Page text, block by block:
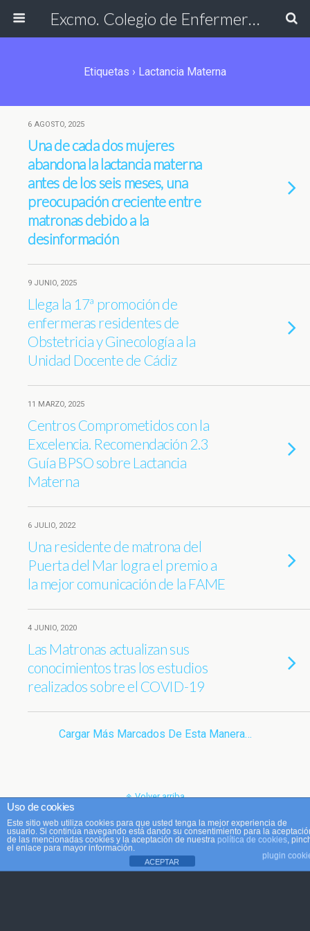
Excmo. Colegio de Enfermería de Cádiz
Etiquetas › Lactancia Materna
6 AGOSTO, 2025
Una de cada dos mujeres
abandona la lactancia materna
antes de losseismeses, una
preocupación creciente entre
matronasdebido a la
desinformación
9 JUNIO, 2025
Llega la 17ª promoción de
enfermeras residentes de
Obstetricia y Ginecología a la
Unidad Docente de Cádiz
11 MARZO, 2025
Centros Comprometidos con la
Excelencia. Recomendación 2.3
Guía BPSO sobre Lactancia
Materna
6 JULIO, 2022
Una residente de matrona del
Puerta del Mar logra el premio a
la mejor comunicación de la FAME
4 JUNIO, 2020
Las Matronas actualizan sus
conocimientos tras los estudios
realizados sobre el COVID-19
Cargar Más Marcados De Esta Manera…
Volver arriba
Móvil Escritorio
Uso de cookies
Este sitio web utiliza cookies para que usted tenga la mejor experiencia de
usuario. Si continúa navegando está dando su consentimiento para la
de las mencionadas cookies y la aceptación de nuestra política de cookies,
el enlace para mayor información.
plugin
ACEPTAR